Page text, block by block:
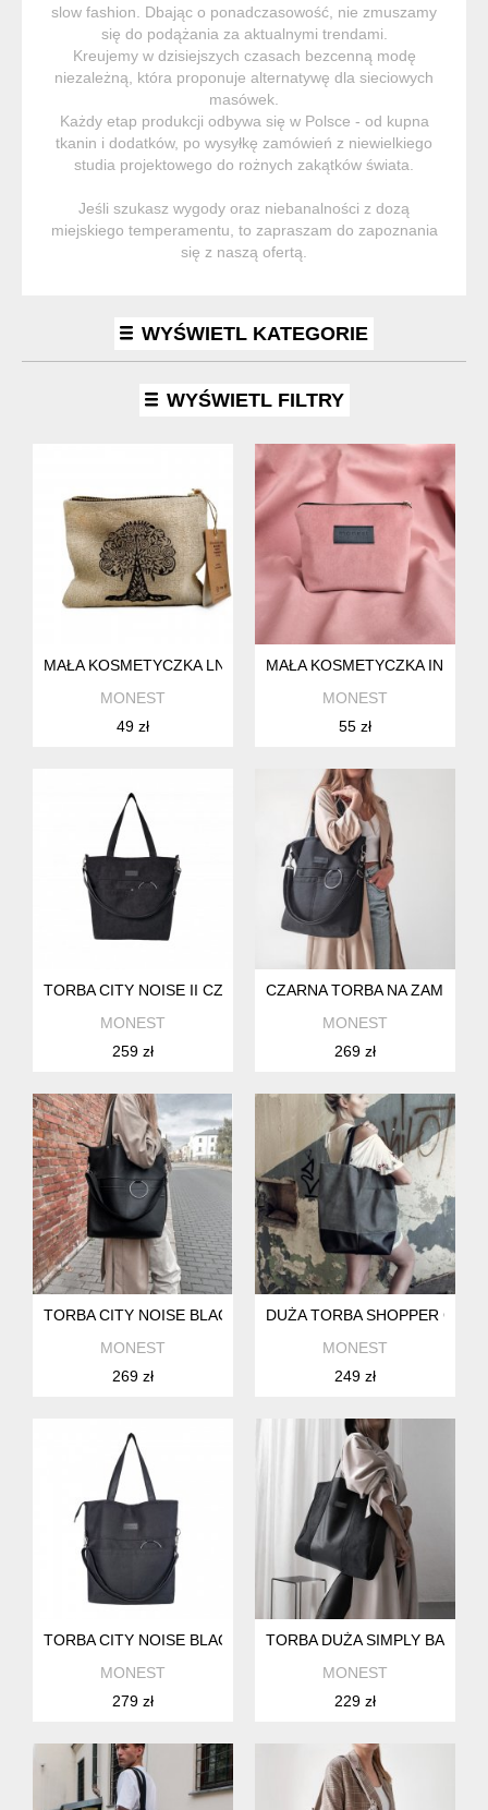
slow fashion. Dbając o ponadczasowość, nie zmuszamy
się do podążania za aktualnymi trendami.
Kreujemy w dzisiejszych czasach bezcenną modę
niezależną, która proponuje alternatywę dla sieciowych
masówek.
Każdy etap produkcji odbywa się w Polsce - od kupna
tkanin i dodatków, po wysyłkę zamówień z niewielkiego
studia projektowego do rożnych zakątków świata.
Jeśli szukasz wygody oraz niebanalności z dozą
miejskiego temperamentu, to zapraszam do zapoznania
się z naszą ofertą.
WYŚWIETL KATEGORIE
WYŚWIETL FILTRY
MAŁA KOSMETYCZKA LNIANA WZÓR DRZEWO FIGOWE II
MONEST
49 zł
MAŁA KOSMETYCZKA
MONEST
55 zł
TORBA CITY NOISE II CZARNA EKO ZAMSZ NA ZAMEK
MONEST
259 zł
CZARNA TORBA NA ZAMEK
MONEST
269 zł
TORBA CITY NOISE BLACK M - EKOSKÓRA
MONEST
269 zł
DUŻA TORBA SHOPPER
MONEST
249 zł
TORBA CITY NOISE BLACK XL
MONEST
279 zł
TORBA DUŻA SIMPLY
MONEST
229 zł